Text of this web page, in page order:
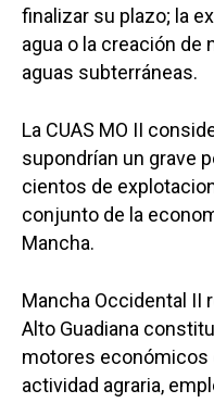
finalizar su plazo; la
agua o la creación de
aguas subterráneas.
La CUAS MO II
supondrían un grave
cientos de
conjunto de la
Mancha.
Mancha Occidental II
Alto Guadiana
motores económicos
actividad agraria,